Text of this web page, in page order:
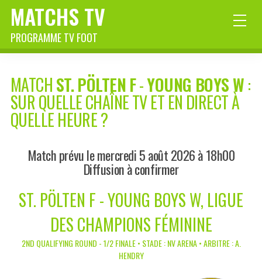
MATCHS TV
PROGRAMME TV FOOT
MATCHST. PÖLTEN F-YOUNG BOYS W:
SUR QUELLE CHAÎNE TV ET EN DIRECT À
QUELLE HEURE ?
Match prévu le mercredi 5 août 2026 à 18h00
Diffusion à confirmer
ST. PÖLTEN F - YOUNG BOYS W, LIGUE
DES CHAMPIONS FÉMININE
2ND QUALIFYING ROUND - 1/2 FINALE • STADE : NV ARENA • ARBITRE : A.
HENDRY